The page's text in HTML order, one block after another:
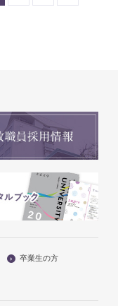
卒業生の方